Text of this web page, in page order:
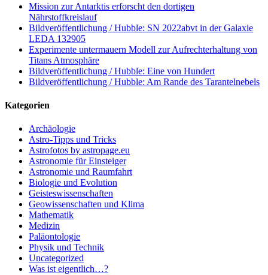
Mission zur Antarktis erforscht den dortigen
Nährstoffkreislauf
Bildveröffentlichung / Hubble: SN 2022abvt in der Galaxie
LEDA 132905
Experimente untermauern Modell zur Aufrechterhaltung von
Titans Atmosphäre
Bildveröffentlichung / Hubble: Eine von Hundert
Bildveröffentlichung / Hubble: Am Rande des Tarantelnebels
Kategorien
Archäologie
Astro-Tipps und Tricks
Astrofotos by astropage.eu
Astronomie für Einsteiger
Astronomie und Raumfahrt
Biologie und Evolution
Geisteswissenschaften
Geowissenschaften und Klima
Mathematik
Medizin
Paläontologie
Physik und Technik
Uncategorized
Was ist eigentlich…?